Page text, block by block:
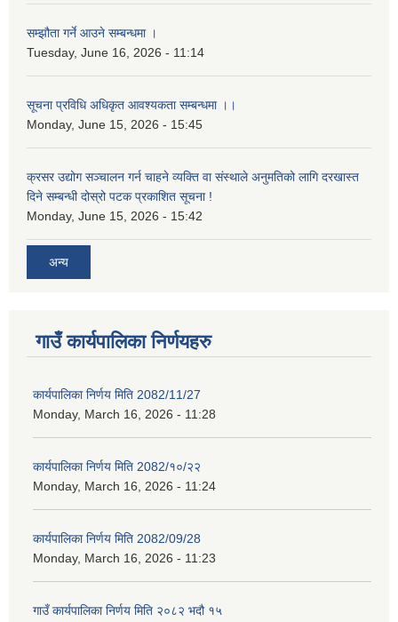
सम्झौता गर्ने आउने सम्बन्धमा ।
Tuesday, June 16, 2026 - 11:14
सूचना प्रविधि अधिकृत आवश्यकता सम्बन्धमा ।।
Monday, June 15, 2026 - 15:45
क्रसर उद्योग सञ्चालन गर्न चाहने व्यक्ति वा संस्थाले अनुमतिको लागि दरखास्त
दिने सम्बन्धी दोस्रो पटक प्रकाशित सूचना !
Monday, June 15, 2026 - 15:42
अन्य
गाउँ कार्यपालिका निर्णयहरु
कार्यपालिका निर्णय मिति 2082/11/27
Monday, March 16, 2026 - 11:28
कार्यपालिका निर्णय मिति 2082/१०/२२
Monday, March 16, 2026 - 11:24
कार्यपालिका निर्णय मिति 2082/09/28
Monday, March 16, 2026 - 11:23
गाउँ कार्यपालिका निर्णय मिति २०८२ भदौ १५